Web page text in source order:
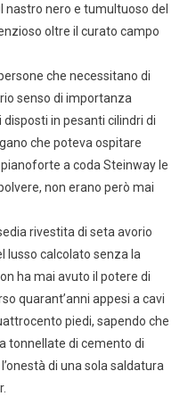
nero e tumultuoso del
oltre il curato campo
che necessitano di
senso di importanza
disposti in pesanti cilindri di
che poteva ospitare
a coda Steinway le
non erano però mai
rivestita di seta avorio
lusso calcolato senza la
ha mai avuto il potere di
quarant’anni appesi a cavi
piedi, sapendo che
tonnellate di cemento di
di una sola saldatura